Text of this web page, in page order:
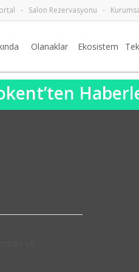
- Salon Rezervasyonu -
Olanaklar Ekosistem